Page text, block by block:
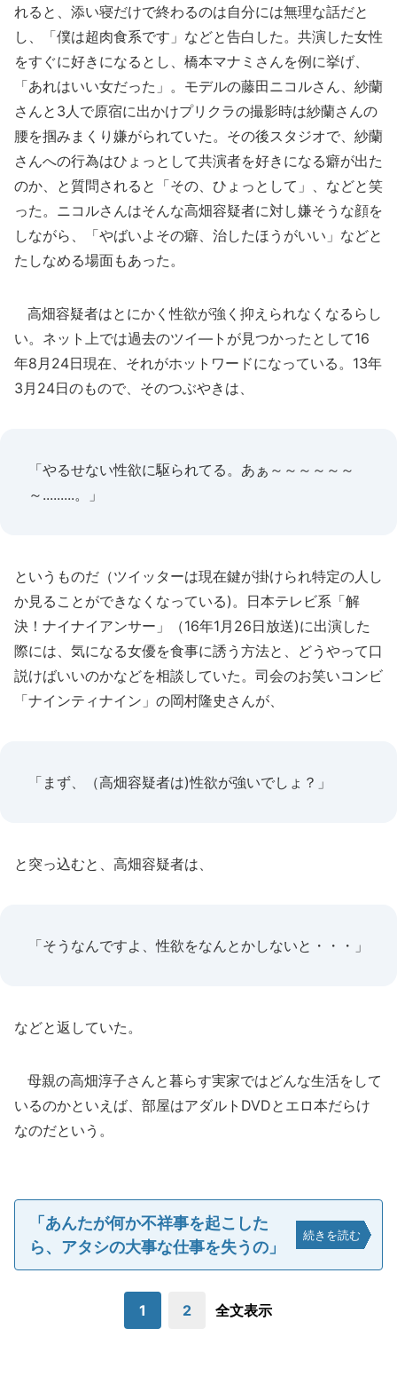
れると、添い寝だけで終わるのは自分には無理な話だと
し、「僕は超肉食系です」などと告白した。共演した女性
をすぐに好きになるとし、橋本マナミさんを例に挙げ、
「あれはいい女だった」。モデルの藤田ニコルさん、紗蘭
さんと3人で原宿に出かけプリクラの撮影時は紗蘭さんの
腰を掴みまくり嫌がられていた。その後スタジオで、紗蘭
さんへの行為はひょっとして共演者を好きになる癖が出た
のか、と質問されると「その、ひょっとして」、などと笑
った。ニコルさんはそんな高畑容疑者に対し嫌そうな顔を
しながら、「やばいよその癖、治したほうがいい」などと
たしなめる場面もあった。
高畑容疑者はとにかく性欲が強く抑えられなくなるらし
い。ネット上では過去のツイ―トが見つかったとして16
年8月24日現在、それがホットワードになっている。13年
3月24日のもので、そのつぶやきは、
「やるせない性欲に駆られてる。あぁ～～～～～～
～.........。」
というものだ（ツイッターは現在鍵が掛けられ特定の人し
か見ることができなくなっている)。日本テレビ系「解
決！ナイナイアンサー」（16年1月26日放送)に出演した
際には、気になる女優を食事に誘う方法と、どうやって口
説けばいいのかなどを相談していた。司会のお笑いコンビ
「ナインティナイン」の岡村隆史さんが、
「まず、（高畑容疑者は)性欲が強いでしょ？」
と突っ込むと、高畑容疑者は、
「そうなんですよ、性欲をなんとかしないと・・・」
などと返していた。
母親の高畑淳子さんと暮らす実家ではどんな生活をして
いるのかといえば、部屋はアダルトDVDとエロ本だらけ
なのだという。
「あんたが何か不祥事を起こした
ら、アタシの大事な仕事を失うの」
続きを読む
1 2 全文表示